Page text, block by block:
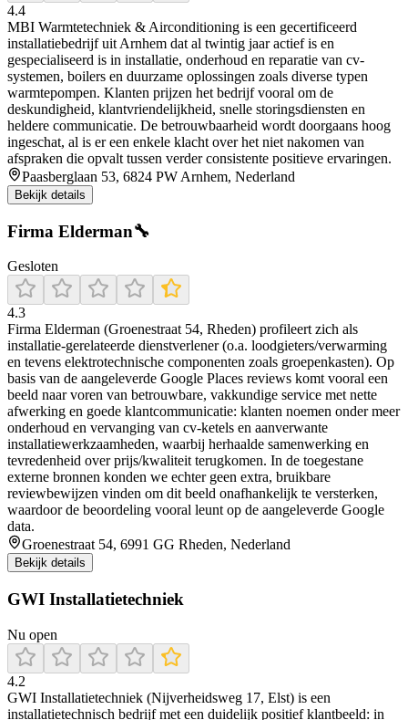
4.4
MBI Warmtetechniek & Airconditioning is een gecertificeerd
installatiebedrijf uit Arnhem dat al twintig jaar actief is en
gespecialiseerd is in installatie, onderhoud en reparatie van cv-
systemen, boilers en duurzame oplossingen zoals diverse typen
warmtepompen. Klanten prijzen het bedrijf vooral om de
deskundigheid, klantvriendelijkheid, snelle storingsdiensten en
heldere communicatie. De betrouwbaarheid wordt doorgaans hoog
ingeschat, al is er een enkele klacht over het niet nakomen van
afspraken die opvalt tussen verder consistente positieve ervaringen.
Paasberglaan 53, 6824 PW Arnhem, Nederland
Bekijk details
Firma Elderman🔧
Gesloten
4.3
Firma Elderman (Groenestraat 54, Rheden) profileert zich als
installatie-gerelateerde dienstverlener (o.a. loodgieters/verwarming
en tevens elektrotechnische componenten zoals groepenkasten). Op
basis van de aangeleverde Google Places reviews komt vooral een
beeld naar voren van betrouwbare, vakkundige service met nette
afwerking en goede klantcommunicatie: klanten noemen onder meer
onderhoud en vervanging van cv-ketels en aanverwante
installatiewerkzaamheden, waarbij herhaalde samenwerking en
tevredenheid over prijs/kwaliteit terugkomen. In de toegestane
externe bronnen konden we echter geen extra, bruikbare
reviewbewijzen vinden om dit beeld onafhankelijk te versterken,
waardoor de beoordeling vooral leunt op de aangeleverde Google
data.
Groenestraat 54, 6991 GG Rheden, Nederland
Bekijk details
GWI Installatietechniek
Nu open
4.2
GWI Installatietechniek (Nijverheidsweg 17, Elst) is een
installatietechnisch bedrijf met een duidelijk positief klantbeeld: in